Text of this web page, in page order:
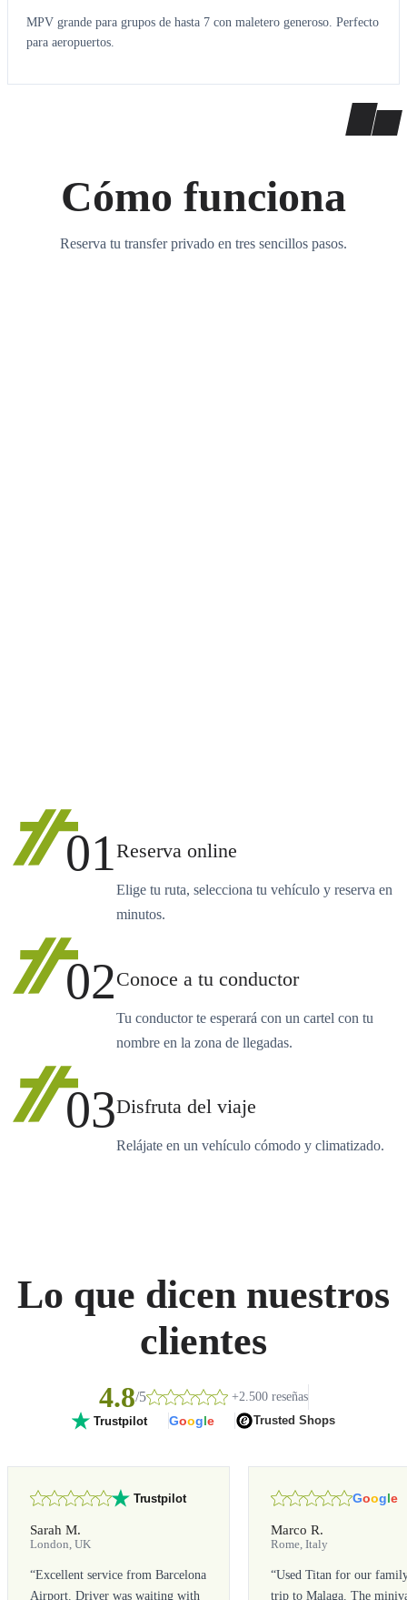
MPV grande para grupos de hasta 7 con maletero generoso. Perfecto
para aeropuertos.
Cómo funciona
Reserva tu transfer privado en tres sencillos pasos.
01Reserva online
Elige tu ruta, selecciona tu vehículo y reserva en
minutos.
02Conoce a tu conductor
Tu conductor te esperará con un cartel con tu
nombre en la zona de llegadas.
03Disfruta del viaje
Relájate en un vehículo cómodo y climatizado.
Lo que dicen nuestros
clientes
4.8/5 +2.500 reseñas
Trustpilot Google Trusted Shops
Trustpilot
Sarah M.
London, UK
“Excellent service from Barcelona
Airport. Driver was waiting with
Google
Marco R.
Rome, Italy
“Used Titan for our
trip to Malaga. The